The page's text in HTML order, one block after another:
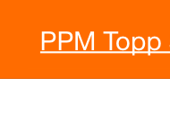
innehåll